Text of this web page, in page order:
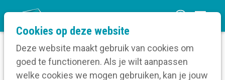
Cookies op deze website
Deze website maakt gebruik van cookies om
goed te functioneren. Als je wilt aanpassen
welke cookies we mogen gebruiken, kan je jouw
n
Home
Volg een opleiding